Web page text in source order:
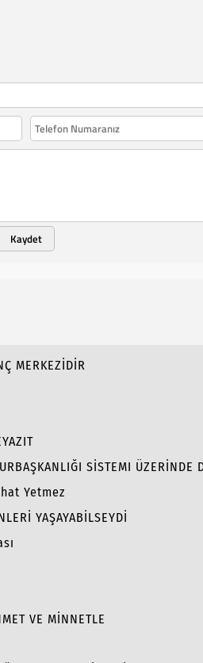
Kaydet
MERKEZİDİR
SİSTEMI ÜZERİNDE
Yetmez
YAŞAYABİLSEYDİ
VE MİNNETLE